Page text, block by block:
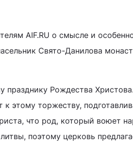
AIF.RU о смысле и
Свято-Данилова
празднику Рождества
к этому торжеству,
что род, который воюет
поэтому церковь